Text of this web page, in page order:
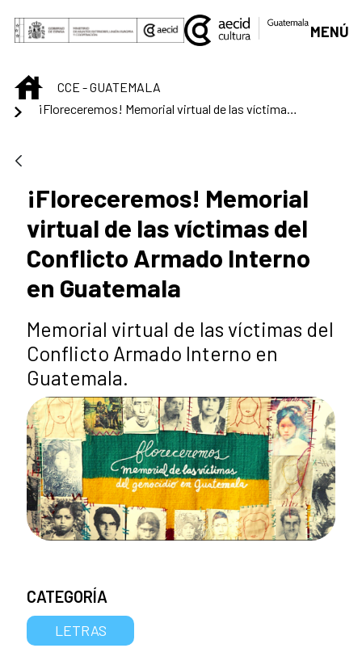
Saltar al contenido principal
MENÚ
INICIOCCE - GUATEMALA
¡Floreceremos! Memorial
virtual de las víctimas del
Conflicto Armado Interno
en Guatemala
Memorial virtual de las víctimas del
Conflicto Armado Interno en
Guatemala.
CATEGORÍA
LETRAS